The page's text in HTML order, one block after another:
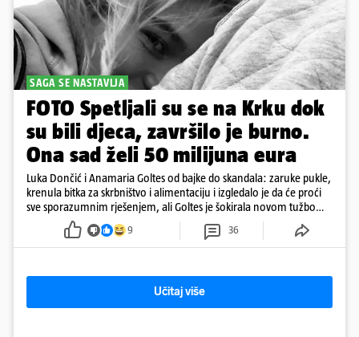
SAGA SE NASTAVLJA
FOTO Spetljali su se na Krku dok
su bili djeca, završilo je burno.
Ona sad želi 50 milijuna eura
Luka Dončić i Anamaria Goltes od bajke do skandala: zaruke pukle,
krenula bitka za skrbništvo i alimentaciju i izgledalo je da će proći
sve sporazumnim rješenjem, ali Goltes je šokirala novom tužbom
u Sloveniji
9 36
Učitaj više